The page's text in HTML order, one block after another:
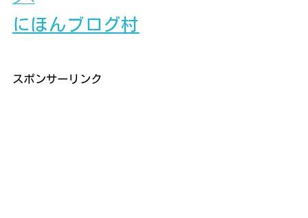
にほんブログ村
スポンサーリンク